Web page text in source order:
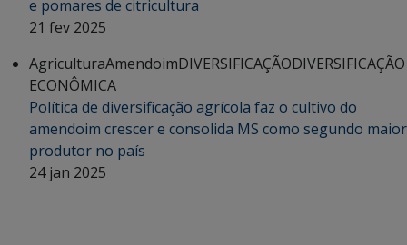
e pomares de citricultura
21 fev 2025
AgriculturaAmendoimDIVERSIFICAÇÃODIVERSIFICAÇÃO
ECONÔMICA
Política de diversificação agrícola faz o cultivo do
amendoim crescer e consolida MS como segundo maior
produtor no país
24 jan 2025